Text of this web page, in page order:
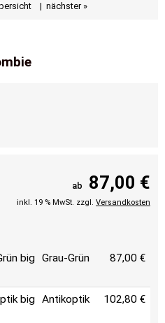
| nächster »
ab 87,00 €
inkl. 19 % MwSt. zzgl. Versandkosten
Grau-Grün 87,00 €
Antikoptik 102,80 €